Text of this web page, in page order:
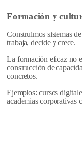
Formación y
Construimos sistemas
trabaja, decide y crece.
La formación eficaz no
construcción de
concretos.
Ejemplos: cursos
academias corporativas